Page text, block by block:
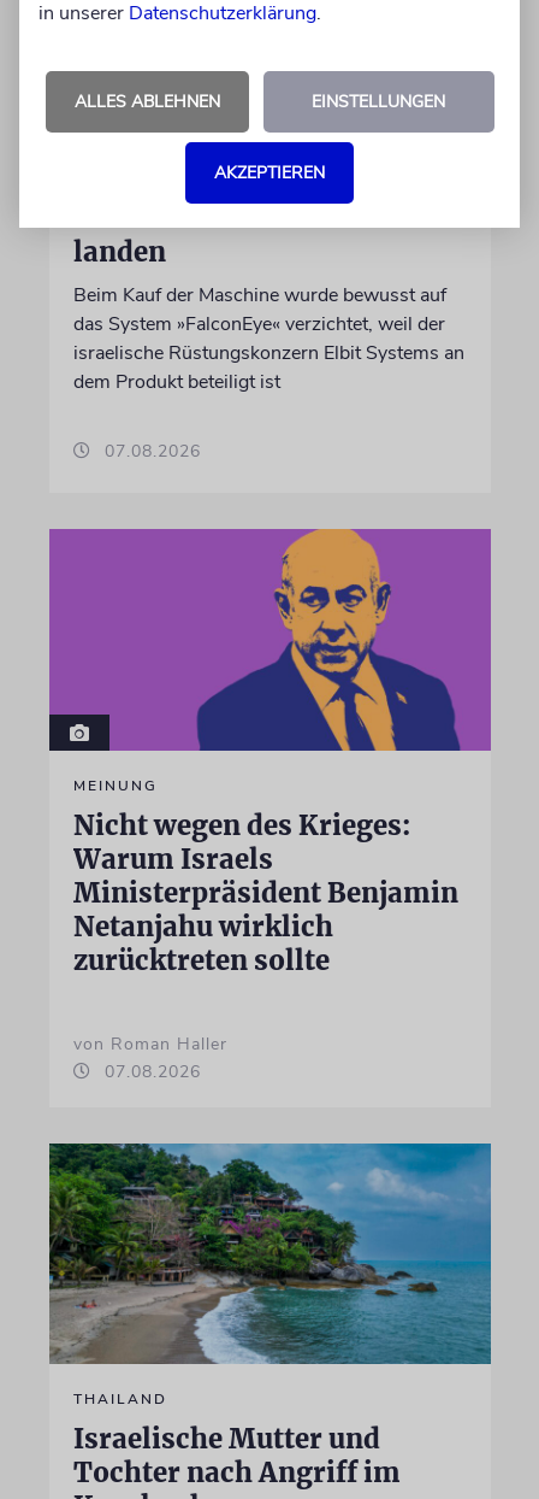
DUBLIN
Wegen Israel-Boykott:
Irisches Regierungsflugzeug
landen
Beim Kauf der Maschine wurde bewusst auf
das System »FalconEye« verzichtet, weil der
israelische Rüstungskonzern Elbit Systems an
dem Produkt beteiligt ist
07.08.2026
MEINUNG
Nicht wegen des Krieges:
Warum Israels
Ministerpräsident Benjamin
Netanjahu wirklich
zurücktreten sollte
von Roman Haller
07.08.2026
THAILAND
Israelische Mutter und
Tochter nach Angriff im
in unserer Datenschutzerklärung.
ALLES ABLEHNEN EINSTELLUNGEN
AKZEPTIEREN